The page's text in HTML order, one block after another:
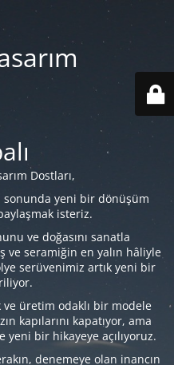
Dostları,
yeni bir dönüşüm
isteriz.
ve doğasını sanatla
seramiğin en yalın hâliyle
serüvenimiz artık yeni bir
üretim odaklı bir modele
kapılarını kapatıyor, ama
yeni bir hikayeye açılıyoruz.
denemeye olan inancın